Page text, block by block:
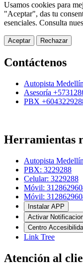
Usamos cookies para
"Aceptar", das tu
esenciales. Consulta
Aceptar Rechazar
Contáctenos
Autopista
Asesoría
PBX
Herramientas
Autopista
PBX: 3229288
Celular: 3229288
Móvil:
Móvil:
Instalar APP
Activar
Centro
Link Tree
Atención al